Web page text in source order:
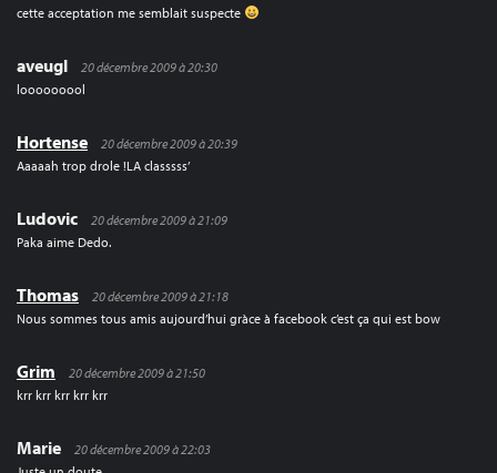
cette acceptation me semblait suspecte
aveugl
20 décembre 2009 à 20:30
looooooool
Hortense
20 décembre 2009 à 20:39
Aaaaah trop drole !LA classsss’
Ludovic
20 décembre 2009 à 21:09
Paka aime Dedo.
Thomas
20 décembre 2009 à 21:18
Nous sommes tous amis aujourd’hui gràce à facebook c’est ça qui est bow
Grim
20 décembre 2009 à 21:50
krr krr krr krr krr
Marie
20 décembre 2009 à 22:03